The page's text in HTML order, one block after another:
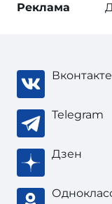
Реклама
Вконтакте
Telegram
Дзен